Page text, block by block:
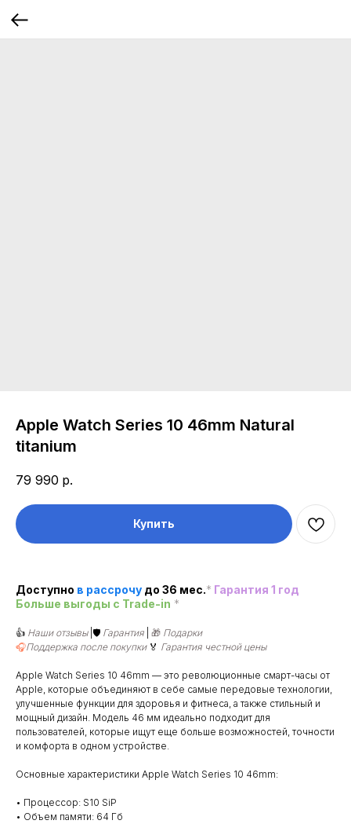
Apple Watch Series 10 46mm Natural
titanium
79 990 р.
Купить
Доступно в рассрочу до 36 мес.* Гарантия 1 год
Больше выгоды c Trade-in *
👍 Наши отзывы |🛡️ Гарантия 🎁 Подарки
🎧Поддержка после покупки 🏅 Гарантия честной цены
Apple Watch Series 10 46mm — это революционные смарт-часы от
Apple, которые объединяют в себе самые передовые технологии,
улучшенные функции для здоровья и фитнеса, а также стильный и
мощный дизайн. Модель 46 мм идеально подходит для
пользователей, которые ищут еще больше возможностей, точности
и комфорта в одном устройстве.
Основные характеристики Apple Watch Series 10 46mm:
• Процессор: S10 SiP
• Объем памяти: 64 Гб